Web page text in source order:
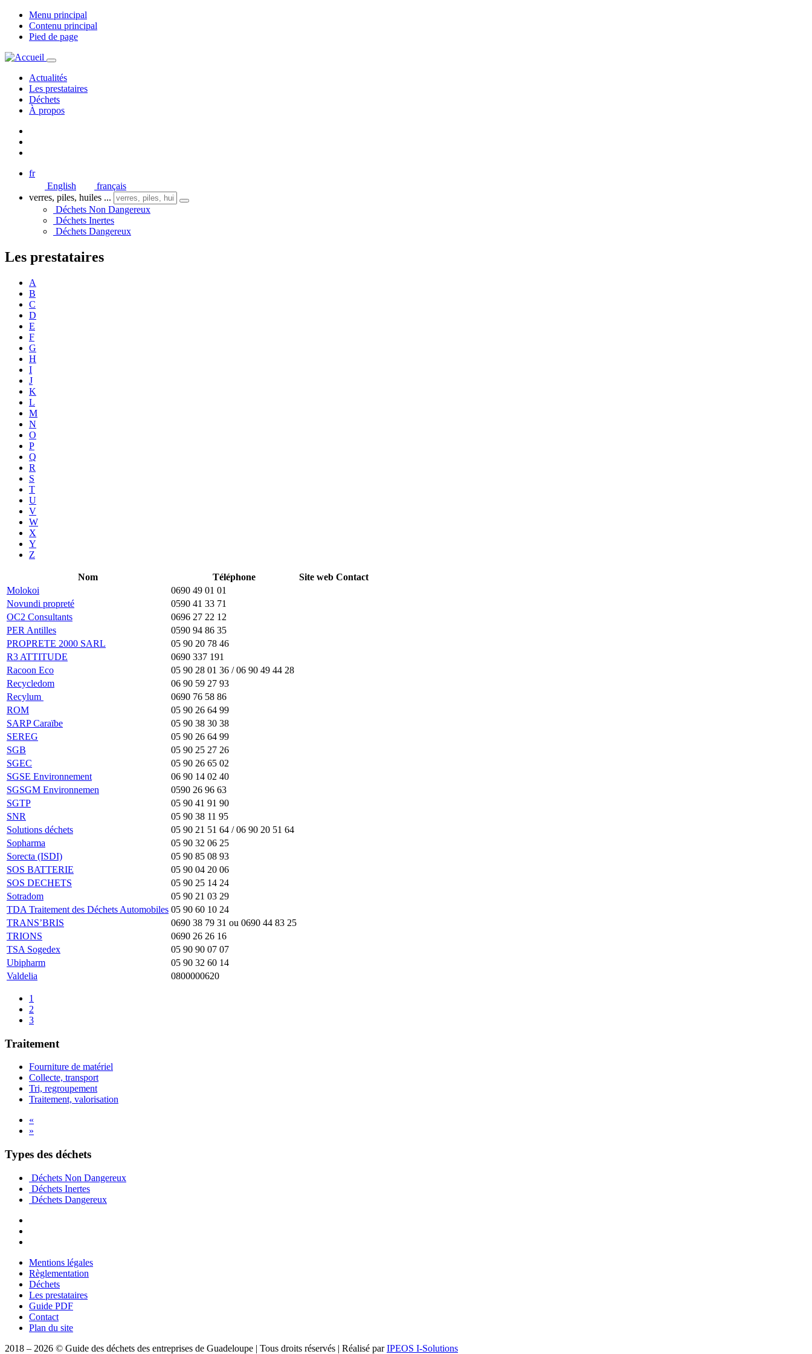
Menu principal
Contenu principal
Pied de page
Actualités
Les prestataires
Déchets
À propos
fr
English
français
verres, piles, huiles ...
Déchets Non Dangereux
Déchets Inertes
Déchets Dangereux
Les prestataires
A
B
C
D
E
F
G
H
I
J
K
L
M
N
O
P
Q
R
S
T
U
V
W
X
Y
Z
Nom Téléphone Site web Contact
Molokoi
0690 49 01 01
Novundi propreté
0590 41 33 71
OC2 Consultants
0696 27 22 12
PER Antilles
0590 94 86 35
PROPRETE 2000 SARL
05 90 20 78 46
R3 ATTITUDE
0690 337 191
Racoon Eco
05 90 28 01 36 / 06 90 49 44 28
Recycledom
06 90 59 27 93
Recylum
0690 76 58 86
ROM
05 90 26 64 99
SARP Caraïbe
05 90 38 30 38
SEREG
05 90 26 64 99
SGB
05 90 25 27 26
SGEC
05 90 26 65 02
SGSE Environnement
06 90 14 02 40
SGSGM Environnemen
0590 26 96 63
SGTP
05 90 41 91 90
SNR
05 90 38 11 95
Solutions déchets
05 90 21 51 64 / 06 90 20 51 64
Sopharma
05 90 32 06 25
Sorecta (ISDI)
05 90 85 08 93
SOS BATTERIE
05 90 04 20 06
SOS DECHETS
05 90 25 14 24
Sotradom
05 90 21 03 29
TDA Traitement des Déchets Automobiles 05 90 60 10 24
TRANS’BRIS
0690 38 79 31 ou 0690 44 83 25
TRIONS
0690 26 26 16
TSA Sogedex
05 90 90 07 07
Ubipharm
05 90 32 60 14
Valdelia
0800000620
1
2
3
Traitement
Fourniture de matériel
Collecte, transport
Tri, regroupement
Traitement, valorisation
«
»
Types des déchets
Déchets Non Dangereux
Déchets Inertes
Déchets Dangereux
Mentions légales
Règlementation
Déchets
Les prestataires
Guide PDF
Contact
Plan du site
2018 – 2026 © Guide des déchets des entreprises de Guadeloupe | Tous droits réservés | Réalisé parIPEOS I-Solutions